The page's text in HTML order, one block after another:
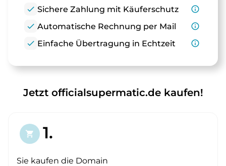
check Sichere Zahlung mit Käuferschutz
info_outline
check Automatische Rechnung per Mail
info_outline
check Einfache Übertragung in Echtzeit info_outline
Jetzt officialsupermatic.de kaufen!
shopping_cart 1.
Sie kaufen die Domain